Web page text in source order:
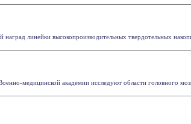
линейки высокопроизводительных твердотельных
медицинской академии исследуют области головного